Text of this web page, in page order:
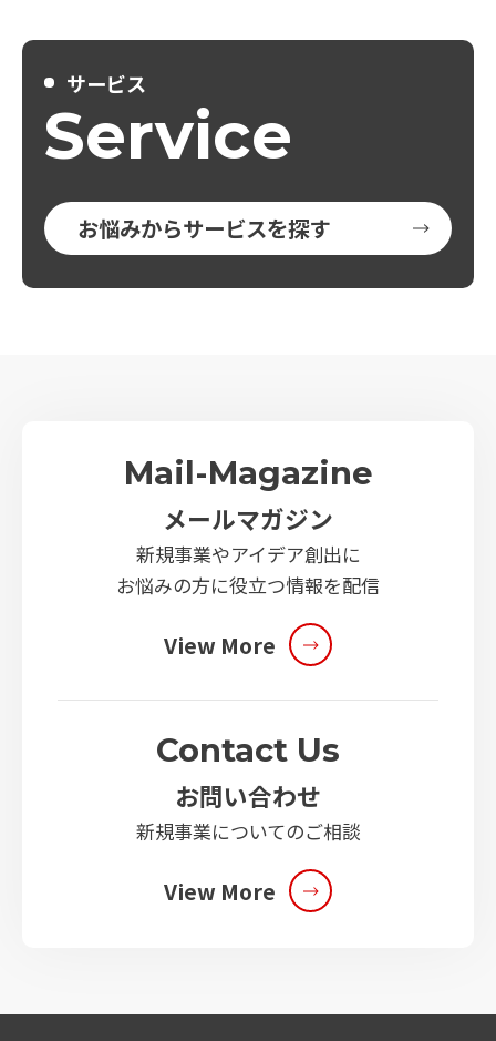
サービス
Service
お悩みからサービスを探す
Mail-Magazine
メールマガジン
新規事業やアイデア創出に
お悩みの方に役立つ情報を配信
View More
Contact Us
お問い合わせ
新規事業についてのご相談
View More